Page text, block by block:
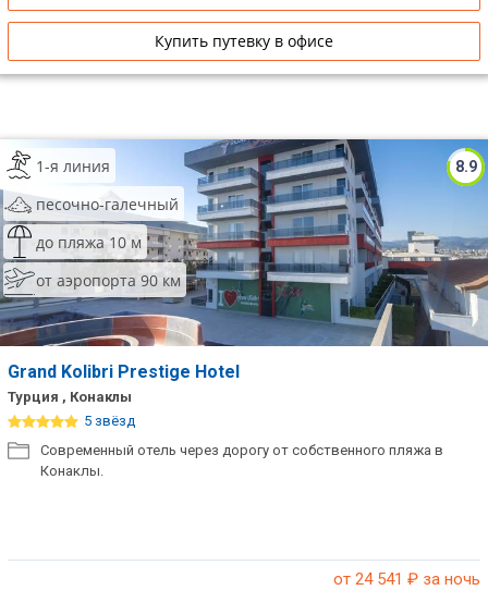
Купить путевку в офисе
8.9
1-я линия
песочно-галечный
до пляжа 10 м
от аэропорта 90 км
Grand Kolibri Prestige Hotel
Турция , Конаклы
5 звёзд
Современный отель через дорогу от собственного пляжа в
Конаклы.
от 24 541 ₽ за ночь